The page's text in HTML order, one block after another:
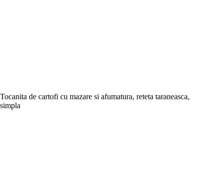
Tocanita de cartofi cu mazare si afumatura, reteta taraneasca,
simpla